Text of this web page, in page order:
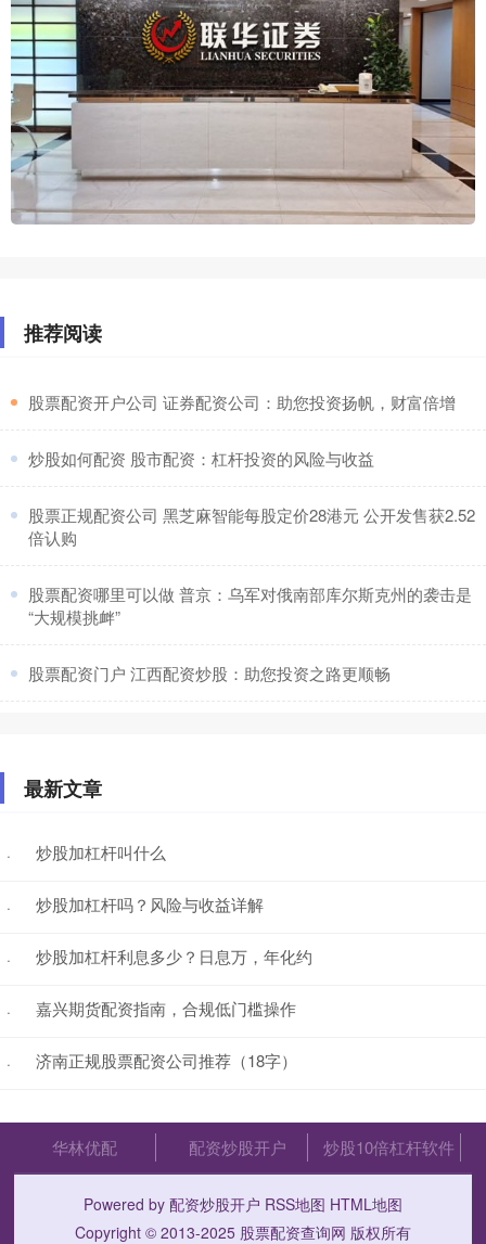
推荐阅读
​股票配资开户公司 证券配资公司：助您投资扬帆，财富倍增
​炒股如何配资 股市配资：杠杆投资的风险与收益
​股票正规配资公司 黑芝麻智能每股定价28港元 公开发售获2.52
倍认购
​股票配资哪里可以做 普京：乌军对俄南部库尔斯克州的袭击是
“大规模挑衅”
​股票配资门户 江西配资炒股：助您投资之路更顺畅
最新文章
· 炒股加杠杆叫什么
· 炒股加杠杆吗？风险与收益详解
· 炒股加杠杆利息多少？日息万，年化约
· 嘉兴期货配资指南，合规低门槛操作
· 济南正规股票配资公司推荐（18字）
华林优配 配资炒股开户 炒股10倍杠杆软件
Powered by 配资炒股开户 RSS地图 HTML地图
Copyright © 2013-2025 股票配资查询网 版权所有